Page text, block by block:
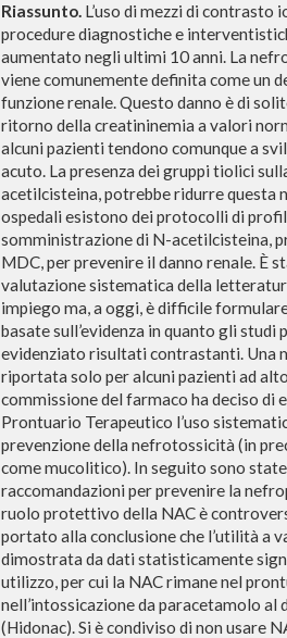
Riassunto. L’uso di mezzi di contrasto
procedure diagnostiche e
aumentato negli ultimi 10 anni. La
viene comunemente definita come un
funzione renale. Questo danno è di
ritorno della creatininemia a valori
alcuni pazienti tendono comunque a
acuto. La presenza dei gruppi tiolici
acetilcisteina, potrebbe ridurre questa
ospedali esistono dei protocolli di
somministrazione di N-acetilcisteina,
MDC, per prevenire il danno renale. È
valutazione sistematica della
impiego ma, a oggi, è difficile
basate sull’evidenza in quanto gli studi
evidenziato risultati contrastanti. Una
riportata solo per alcuni pazienti ad
commissione del farmaco ha deciso di
Prontuario Terapeutico l’uso
prevenzione della nefrotossicità (in
come mucolitico). In seguito sono
raccomandazioni per prevenire la
ruolo protettivo della NAC è
portato alla conclusione che l’utilità a
dimostrata da dati statisticamente
utilizzo, per cui la NAC rimane nel
nell’intossicazione da paracetamolo al
(Hidonac). Si è condiviso di non usare